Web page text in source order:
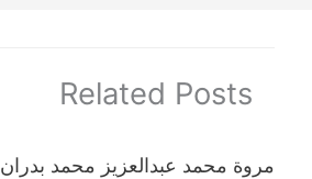
Related Posts
مروة محمد عبدالعزيز محمد بدران